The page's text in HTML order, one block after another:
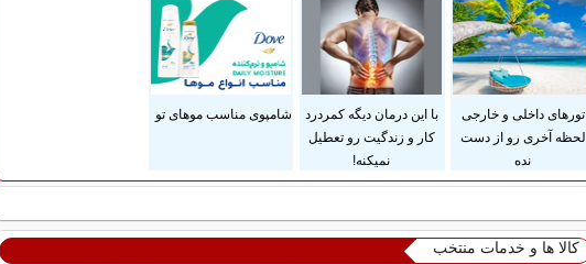
تورهای داخلی و خارجی
لحظه آخری رو از دست
نده
با این درمان دیگه کمردرد
کار و زندگیت رو تعطیل
نمیکنه!
شامپوی مناسب موهای تو
کالا ها و خدمات منتخب